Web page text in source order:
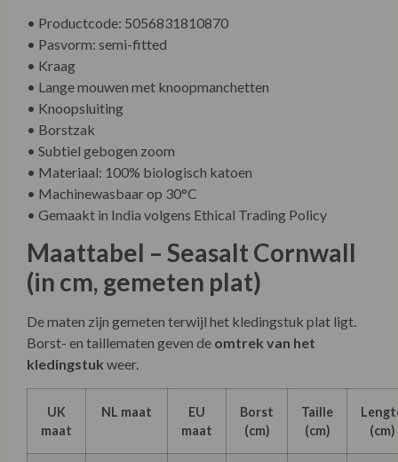
• Productcode: 5056831810870
• Pasvorm: semi-fitted
• Kraag
• Lange mouwen met knoopmanchetten
• Knoopsluiting
• Borstzak
• Subtiel gebogen zoom
• Materiaal: 100% biologisch katoen
• Machinewasbaar op 30°C
• Gemaakt in India volgens Ethical Trading Policy
Maattabel – Seasalt Cornwall
(in cm, gemeten plat)
De maten zijn gemeten terwijl het kledingstuk plat ligt.
Borst- en taillematen geven de omtrek van het
kledingstuk weer.
UK
maat
NL maat
EU
maat
Borst
(cm)
Taille
(cm)
(cm)